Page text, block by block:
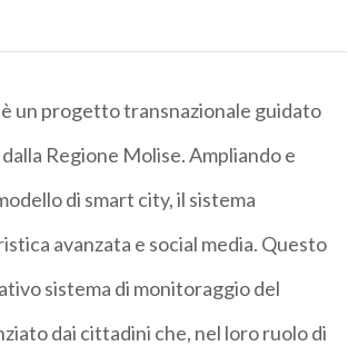
un progetto transnazionale guidato
Regione Molise. Ampliando e
di smart city, il sistema
avanzata e social media. Questo
sistema di monitoraggio del
dai cittadini che, nel loro ruolo di